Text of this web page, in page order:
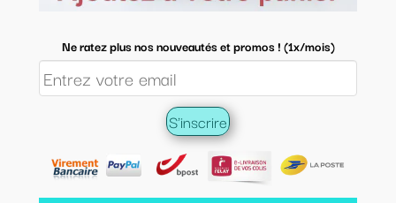
Ne ratez plus nos nouveautés et promos ! (1x/mois)